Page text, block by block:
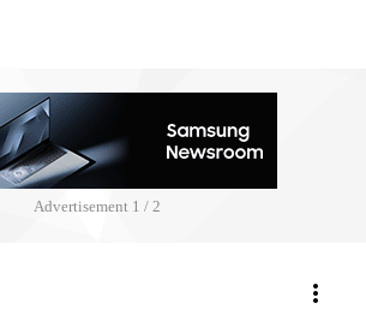
Advertisement 2 / 2
more_vert